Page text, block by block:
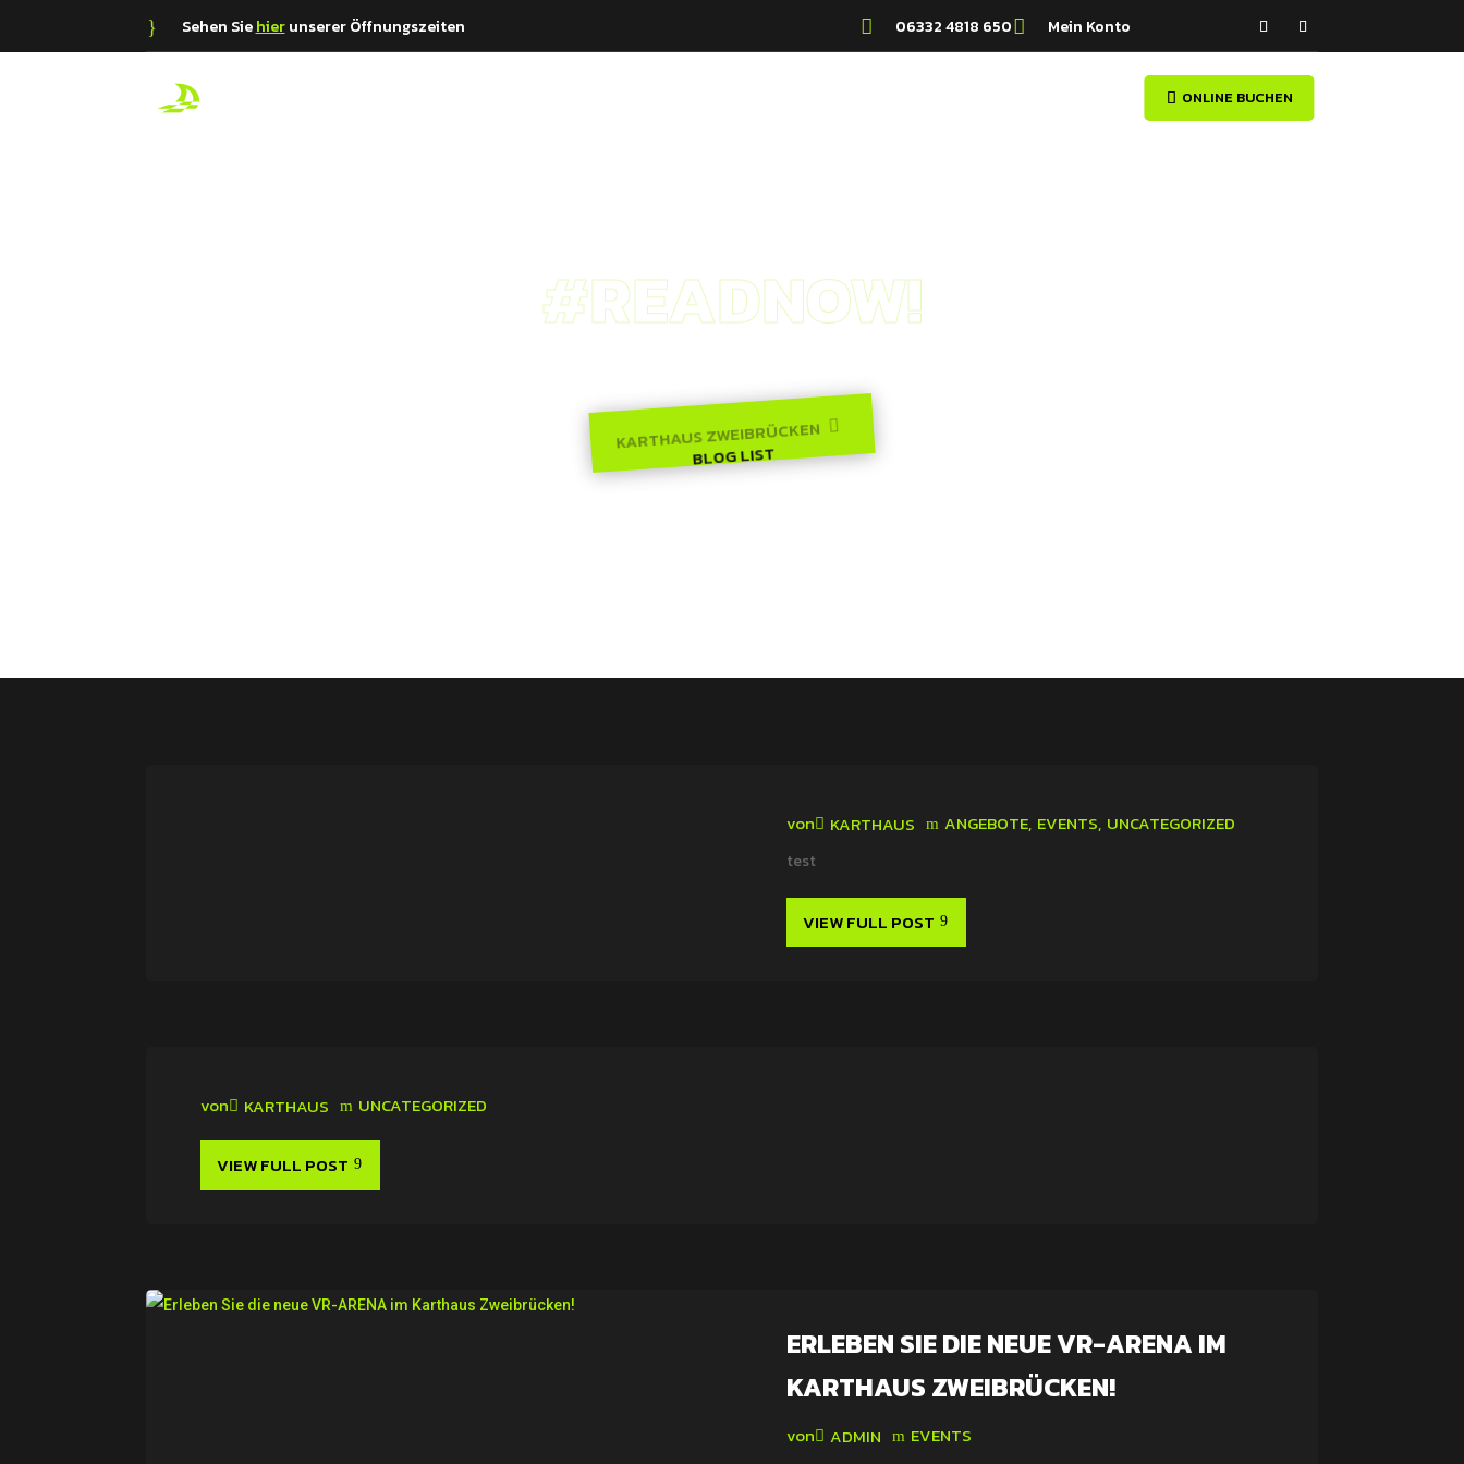
} Sehen Siehierunserer Öffnungszeiten  06332 4818 650 Mein Konto
ONLINE BUCHEN
#READNOW!
BLOG LIST
KARTHAUS ZWEIBRÜCKEN 
BLOG LIST
von KARTHAUS ANGEBOTE EVENTS UNCATEGORIZED
test
VIEW FULL POST
von KARTHAUS UNCATEGORIZED
VIEW FULL POST
ERLEBEN SIE DIE NEUE VR-ARENA IM
KARTHAUS ZWEIBRÜCKEN!
von ADMIN EVENTS